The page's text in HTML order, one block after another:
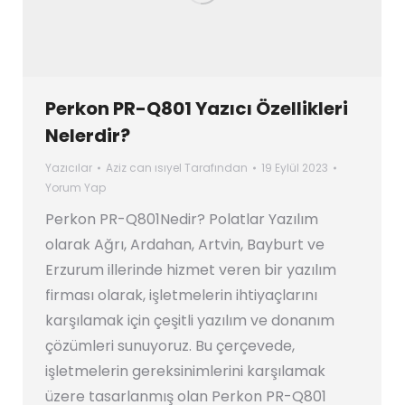
Perkon PR-Q801 Yazıcı Özellikleri
Nelerdir?
Yazıcılar Aziz can ısıyel Tarafından
19 Eylül 2023
Yorum Yap
Perkon PR-Q801Nedir? Polatlar Yazılım
olarak Ağrı, Ardahan, Artvin, Bayburt ve
Erzurum illerinde hizmet veren bir yazılım
firması olarak, işletmelerin ihtiyaçlarını
karşılamak için çeşitli yazılım ve donanım
çözümleri sunuyoruz. Bu çerçevede,
işletmelerin gereksinimlerini karşılamak
üzere tasarlanmış olan Perkon PR-Q801